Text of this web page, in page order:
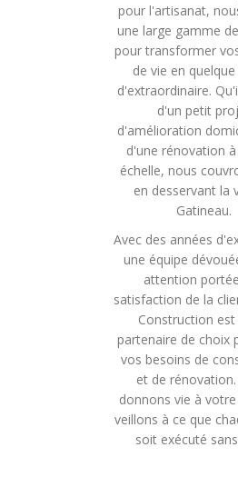
pour l'artisanat,
une large gamme
pour transformer
de vie en
d'extraordinaire.
d'un petit
d'amélioration
d'une rénovation
échelle, nous
en desservant la
Gatineau.
Avec des années
une équipe
attention
satisfaction de la
Construction
partenaire de choix
vos besoins de
et de
donnons vie à
veillons à ce que
soit exécuté